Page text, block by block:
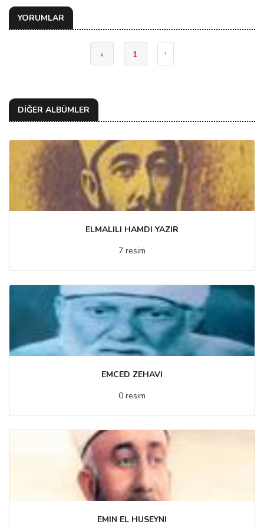
YORUMLAR
‹ 1 ›
DİĞER ALBÜMLER
ELMALILI HAMDI YAZIR
7 resim
EMCED ZEHAVI
0 resim
EMIN EL HUSEYNI